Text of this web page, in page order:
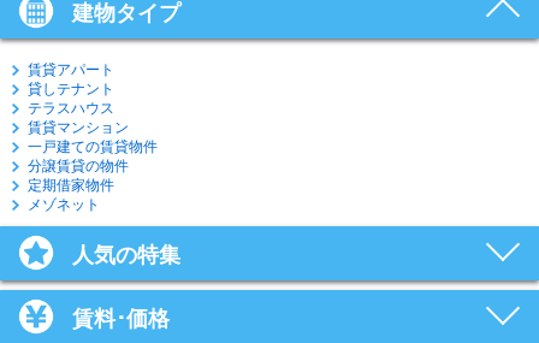
建物タイプ
賃貸アパート
貸しテナント
テラスハウス
賃貸マンション
一戸建ての賃貸物件
分譲賃貸の物件
定期借家物件
メゾネット
人気の特集
賃料･価格